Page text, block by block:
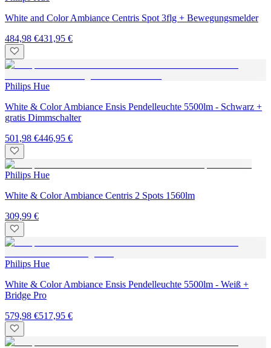
White and Color Ambiance Centris Spot 3flg + Bewegungsmelder
484,98 €431,95 €
Philips Hue
White & Color Ambiance Ensis Pendelleuchte 5500lm - Schwarz +
gratis Dimmschalter
501,98 €446,95 €
Philips Hue
White & Color Ambiance Centris 2 Spots 1560lm
309,99 €
Philips Hue
White & Color Ambiance Ensis Pendelleuchte 5500lm - Weiß +
Bridge Pro
579,98 €517,95 €